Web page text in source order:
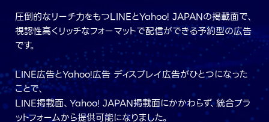
圧倒的なリーチ力をもつLINEとYahoo! JAPANの掲載面で、
視認性高くリッチなフォーマットで配信ができる予約型の広告
です。
LINE広告とYahoo!広告 ディスプレイ広告がひとつになった
ことで、
LINE掲載面、Yahoo! JAPAN掲載面にかかわらず、統合プラ
ットフォームから提供可能になりました。